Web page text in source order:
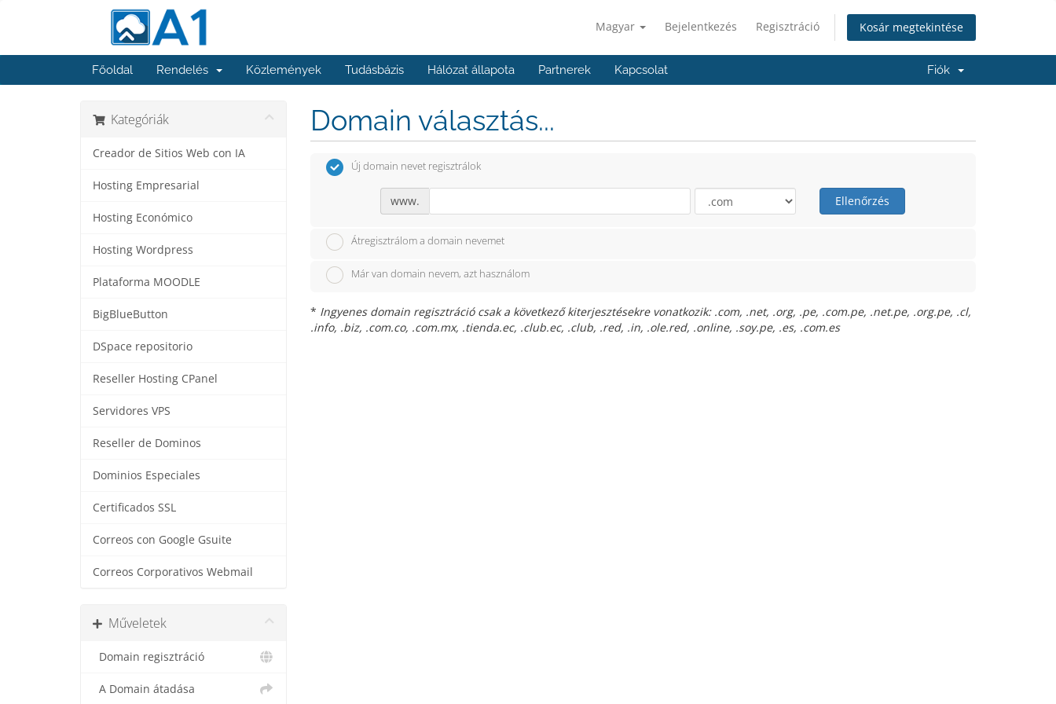
Magyar Bejelentkezés Regisztráció Kosár megtekintése
Főoldal Rendelés Közlemények Tudásbázis Hálózat állapota Partnerek Kapcsolat Fiók
Kategóriák
Creador de Sitios Web con IA
Hosting Empresarial
Hosting Económico
Hosting Wordpress
Plataforma MOODLE
BigBlueButton
DSpace repositorio
Reseller Hosting CPanel
Servidores VPS
Reseller de Dominos
Dominios Especiales
Certificados SSL
Correos con Google Gsuite
Correos Corporativos Webmail
Műveletek
Domain regisztráció
A Domain átadása
Domain választás...
Új domain nevet regisztrálok
www. Ellenőrzés
Átregisztrálom a domain nevemet
Már van domain nevem, azt használom
* Ingyenes domain regisztráció csak a következő kiterjesztésekre vonatkozik: .com, .net, .org, .pe, .com.pe, .net.pe, .org.pe, .cl,
.info, .biz, .com.co, .com.mx, .tienda.ec, .club.ec, .club, .red, .in, .ole.red, .online, .soy.pe, .es, .com.es